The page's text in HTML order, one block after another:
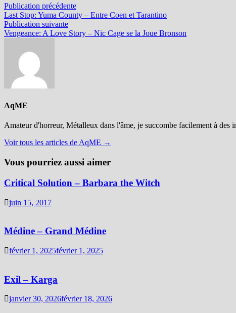
Navigation
de
l’article
Publication précédentePublication
précédente :
Last Stop: Yuma County – Entre Coen et Tarantino
Publication suivantePublication
suivante :
Vengeance: A Love Story – Nic Cage se la Joue Bronson
AqME
Amateur d'horreur, Métalleux dans l'âme, je succombe facilement à des
Voir tous les articles de AqME →
Vous pourriez aussi aimer
Critical Solution – Barbara the Witch
juin 15, 2017
Médine – Grand Médine
février 1, 2025février 1, 2025
Exil – Karga
janvier 30, 2026février 18, 2026